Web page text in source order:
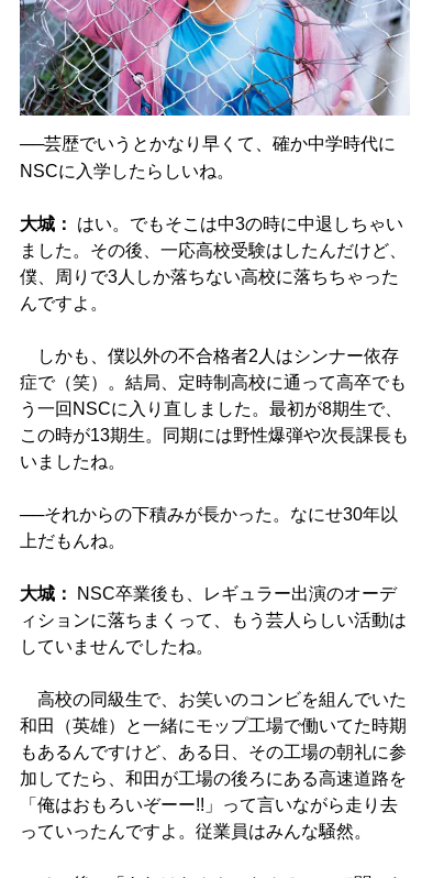
──芸歴でいうとかなり早くて、確か中学時代に
NSCに入学したらしいね。
大城：
はい。でもそこは中3の時に中退しちゃい
ました。その後、一応高校受験はしたんだけど、
僕、周りで3人しか落ちない高校に落ちちゃった
んですよ。
しかも、僕以外の不合格者2人はシンナー依存
症で（笑）。結局、定時制高校に通って高卒でも
う一回NSCに入り直しました。最初が8期生で、
この時が13期生。同期には野性爆弾や次長課長も
いましたね。
──それからの下積みが長かった。なにせ30年以
上だもんね。
大城：
NSC卒業後も、レギュラー出演のオーデ
ィションに落ちまくって、もう芸人らしい活動は
していませんでしたね。
高校の同級生で、お笑いのコンビを組んでいた
和田（英雄）と一緒にモップ工場で働いてた時期
もあるんですけど、ある日、その工場の朝礼に参
加してたら、和田が工場の後ろにある高速道路を
「俺はおもろいぞーー!!」って言いながら走り去
っていったんですよ。従業員はみんな騒然。